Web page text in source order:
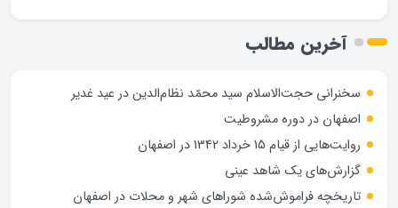
آخرین مطالب
سخنرانی حجت‌الاسلام سید محمّد نظام‌الدین در عید غدیر
اصفهان در دوره مشروطیت
روایت‌هایی از قیام 15 خرداد 1342 در اصفهان
گزارش‌های یک شاهد عینی
تاریخچه فراموش‌شده شوراهای شهر و محلات در اصفهان